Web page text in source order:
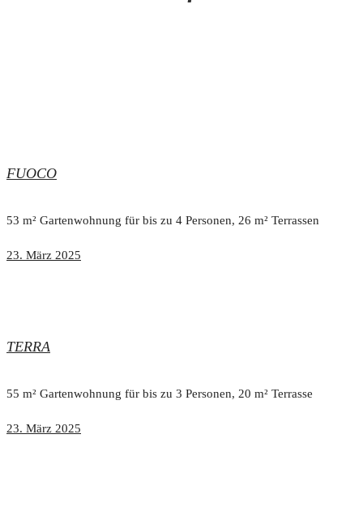
FUOCO
53 m² Gartenwohnung für bis zu 4 Personen, 26 m² Terrassen
23. März 2025
TERRA
55 m² Gartenwohnung für bis zu 3 Personen, 20 m² Terrasse
23. März 2025